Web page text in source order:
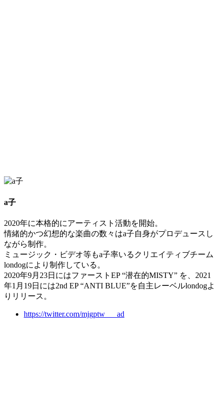
a子
2020年に本格的にアーティスト活動を開始。
情緒的かつ幻想的な楽曲の数々はa子自身がプロデュースし
ながら制作。
ミュージック・ビデオ等もa子率いるクリエイティブチーム
londogにより制作している。
2020年9月23日にはファーストEP “潜在的MISTY” を、2021
年1月19日には2nd EP “ANTI BLUE”を自主レーベルlondogよ
りリリース。
https://twitter.com/mjgptw___ad